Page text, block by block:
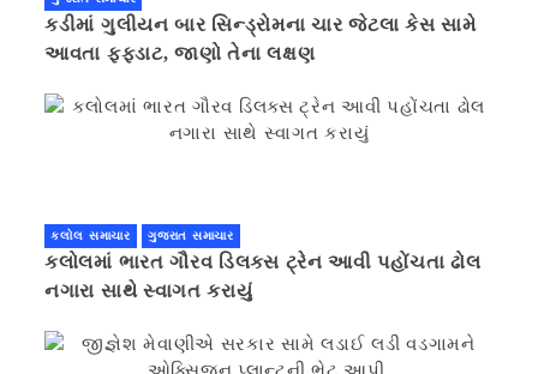
કડીમાં ગુલીયન બાર સિન્ડ્રોમના ચાર જેટલા કેસ સામે
આવતા ફફડાટ, જાણો તેના લક્ષણ
કલોલ સમાચાર ગુજરાત સમાચાર
કલોલમાં ભારત ગૌરવ ડિલક્સ ટ્રેન આવી પહોંચતા ઢોલ
નગારા સાથે સ્વાગત કરાયું